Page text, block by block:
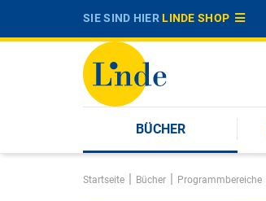
SIE SIND HIERLINDE SHOP
BÜCHER
Startseite | Bücher | Programmbereiche